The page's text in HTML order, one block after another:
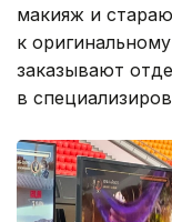
макияж и
к
заказывают
в